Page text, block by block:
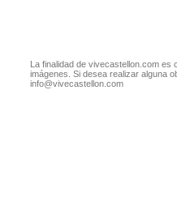
La finalidad de vivecastellon.com
imágenes. Si desea realizar alguna
info@vivecastellon.com